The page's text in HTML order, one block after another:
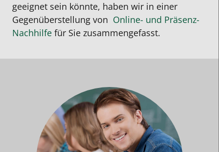
geeignet sein könnte, haben wir in einer
Gegenüberstellung von Online- und Präsenz-
Nachhilfe für Sie zusammengefasst.